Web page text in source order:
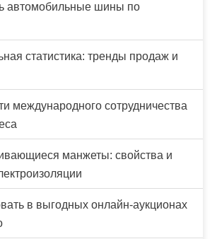
автомобильные шины по
статистика: тренды продаж и
международного сотрудничества
манжеты: свойства и
в выгодных онлайн-аукционах